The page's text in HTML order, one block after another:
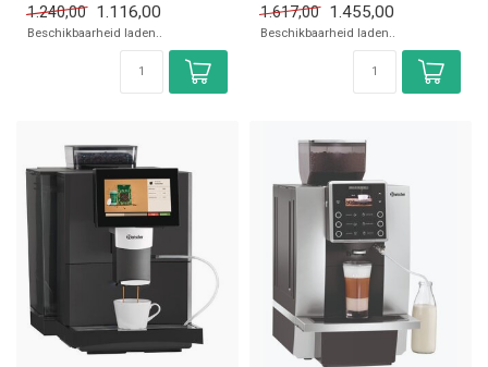
x Handmatig water...
1.240,00 1.116,00
Beschikbaarheid laden..
x Handmatig water...
1.617,00 1.455,00
Beschikbaarheid laden..